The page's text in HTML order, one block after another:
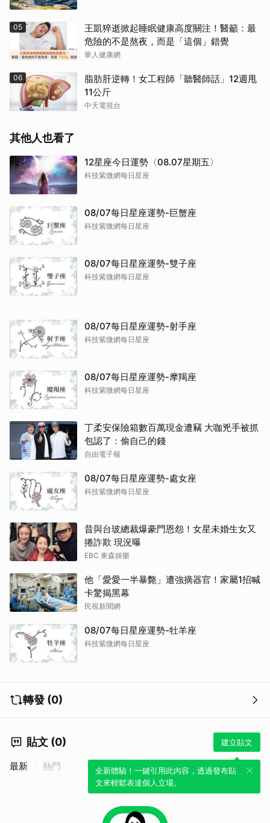
05
王凱猝逝掀起睡眠健康高度關注！醫籲：最
危險的不是熬夜，而是「這個」錯覺
華人健康網
06
脂肪肝逆轉！女工程師「聽醫師話」12週甩
11公斤
中天電視台
其他人也看了
12星座今日運勢〈08.07星期五〉
科技紫微網每日星座
08/07每日星座運勢-巨蟹座
科技紫微網每日星座
08/07每日星座運勢-雙子座
科技紫微網每日星座
08/07每日星座運勢-射手座
科技紫微網每日星座
08/07每日星座運勢-摩羯座
科技紫微網每日星座
丁柔安保險箱數百萬現金遭竊 大咖兇手被抓
包認了：偷自己的錢
自由電子報
08/07每日星座運勢-處女座
科技紫微網每日星座
昔與台玻總裁爆豪門恩怨！女星未婚生女又
捲詐欺 現況曝
EBC 東森娛樂
他「愛愛一半暴斃」遭強摘器官！家屬1招喊
卡驚揭黑幕
民視新聞網
08/07每日星座運勢-牡羊座
科技紫微網每日星座
轉發 (0)
貼文 (0) 建立貼文
全新體驗！一鍵引用此內容，透過發布貼
文來輕鬆表達個人立場。
最新 熱門